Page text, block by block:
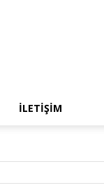
İLETIŞIM